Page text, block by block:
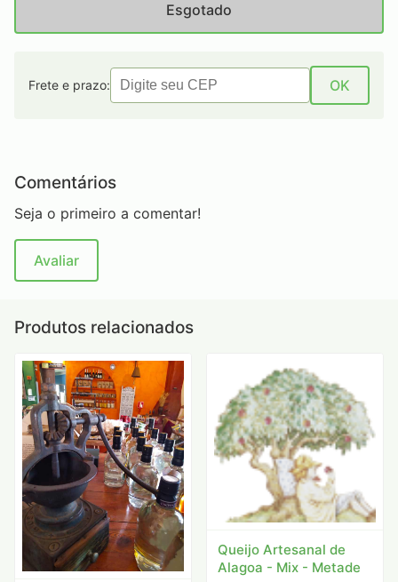
Esgotado
Frete e prazo: OK
Comentários
Seja o primeiro a comentar!
Avaliar
Produtos relacionados
Queijo Artesanal de
Alagoa - Mix - Metade